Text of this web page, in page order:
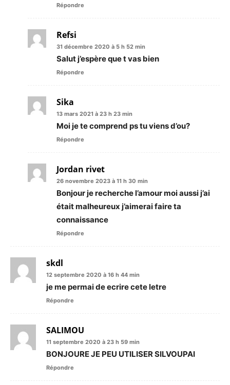
Répondre
Refsi
31 décembre 2020 à 5 h 52 min
Salut j’espère que t vas bien
Répondre
Sika
13 mars 2021 à 23 h 23 min
Moi je te comprend ps tu viens d’ou?
Répondre
Jordan rivet
26 novembre 2023 à 11 h 30 min
Bonjour je recherche l’amour moi aussi j’ai
était malheureux j’aimerai faire ta
connaissance
Répondre
skdl
12 septembre 2020 à 16 h 44 min
je me permai de ecrire cete letre
Répondre
SALIMOU
11 septembre 2020 à 23 h 59 min
BONJOURE JE PEU UTILISER SILVOUPAI
Répondre